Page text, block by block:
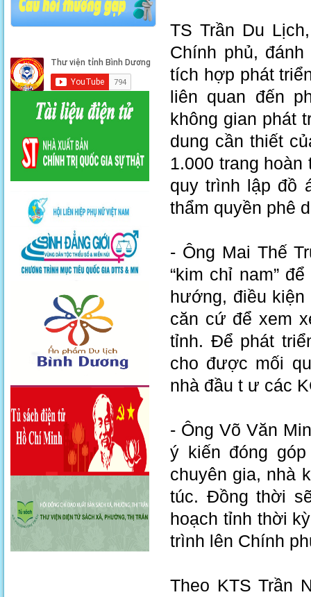
TS Trần Du
Chính phủ,
tích hợp phát
liên quan đến
không gian phát
dung cần thiết
1.000 trang
quy trình lập đồ
thẩm quyền phê
- Ông Mai Thế
“kim chỉ nam”
hướng, điều
căn cứ để xem
tỉnh. Để phát
cho được mối
nhà đầu t ư các
- Ông Võ Văn
ý kiến đóng
chuyên gia, nhà
túc. Đồng thời
hoạch tỉnh thời
trình lên Chính
Theo KTS Trần